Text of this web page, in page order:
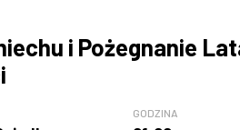
i Pożegnanie
GODZINA